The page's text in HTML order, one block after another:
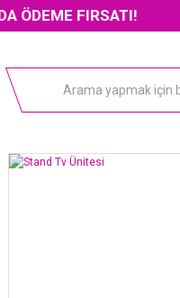
FIRSATI!